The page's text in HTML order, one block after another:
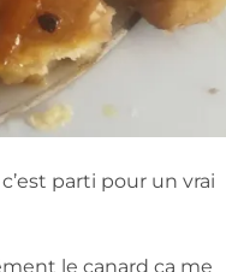
parti pour un vrai
le canard ça me